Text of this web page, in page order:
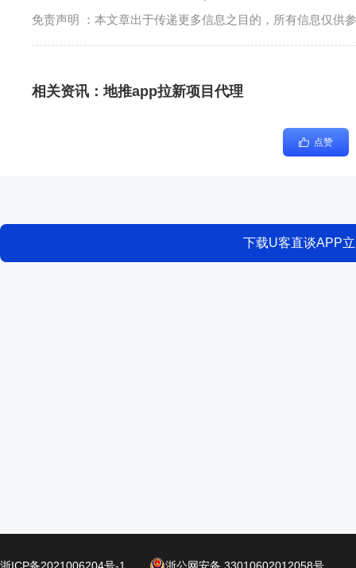
免责声明 ：本文章出于传递更多信息之目的，所有信息仅供
相关资讯：地推app拉新项目代理
点赞
下载U客直谈APP